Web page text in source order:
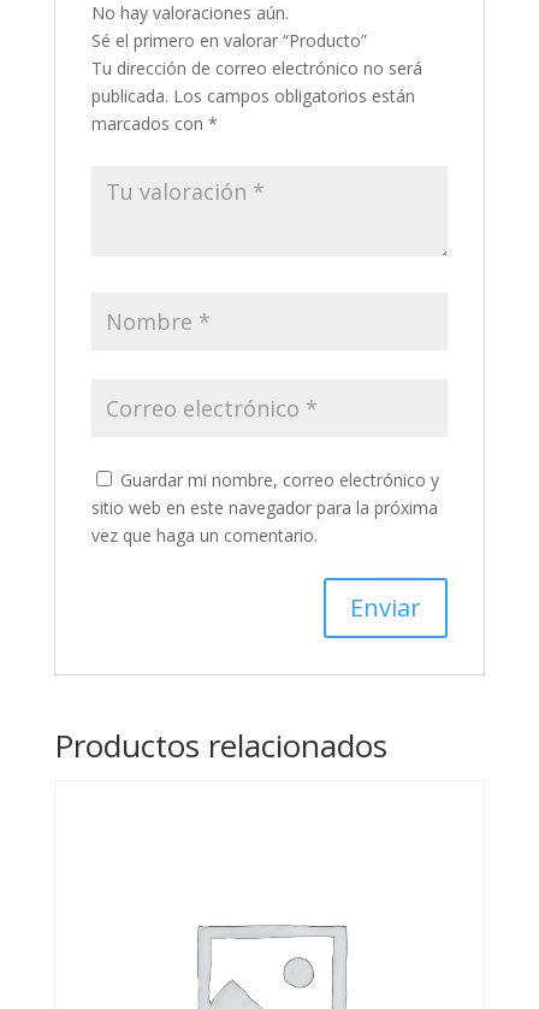
No hay valoraciones aún.
Sé el primero en valorar “Producto”
Tu dirección de correo electrónico no será
publicada. Los campos obligatorios están
marcados con *
Guardar mi nombre, correo electrónico y
sitio web en este navegador para la próxima
vez que haga un comentario.
Productos relacionados